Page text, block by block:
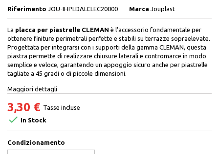
Riferimento JOU-IHPLDALCLEC20000 Marca Jouplast
La placca per piastrelle CLEMAN è l'accessorio fondamentale per
ottenere finiture perimetrali perfette e stabili su terrazze sopraelevate.
Progettata per integrarsi con i supporti della gamma CLEMAN, questa
piastra permette di realizzare chiusure laterali e contromarce in modo
semplice e veloce, garantendo un appoggio sicuro anche per piastrelle
tagliate a 45 gradi o di piccole dimensioni.
Maggiori dettagli
3,30 € Tasse incluse
 In Stock
Condizionamento